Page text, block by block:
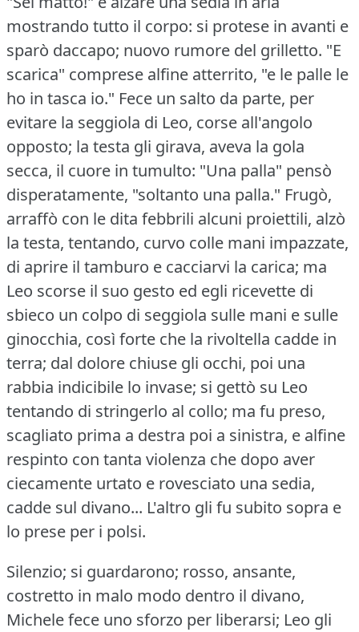
mostrando tutto il corpo: si protese in avanti e
sparò daccapo; nuovo rumore del grilletto. "E
scarica" comprese alfine atterrito, "e le palle le
ho in tasca io." Fece un salto da parte, per
evitare la seggiola di Leo, corse all'angolo
opposto; la testa gli girava, aveva la gola
secca, il cuore in tumulto: "Una palla" pensò
disperatamente, "soltanto una palla." Frugò,
arraffò con le dita febbrili alcuni proiettili, alzò
la testa, tentando, curvo colle mani impazzate,
di aprire il tamburo e cacciarvi la carica; ma
Leo scorse il suo gesto ed egli ricevette di
sbieco un colpo di seggiola sulle mani e sulle
ginocchia, così forte che la rivoltella cadde in
terra; dal dolore chiuse gli occhi, poi una
rabbia indicibile lo invase; si gettò su Leo
tentando di stringerlo al collo; ma fu preso,
scagliato prima a destra poi a sinistra, e alfine
respinto con tanta violenza che dopo aver
ciecamente urtato e rovesciato una sedia,
cadde sul divano... L'altro gli fu subito sopra e
lo prese per i polsi.
Silenzio; si guardarono; rosso, ansante,
costretto in malo modo dentro il divano,
Michele fece uno sforzo per liberarsi; Leo gli